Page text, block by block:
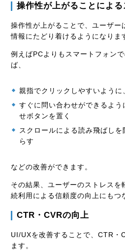
操作性が上がることによ
操作性が上がることで、ユーザー
情報にたどり着けるようになりま
例えばPCよりもスマートフォン
ば、
親指でクリックしやすいように
すぐに問い合わせができるよ
せボタンを置く
スクロールによる読み飛ばし
らす
などの改善ができます。
その結果、ユーザーのストレスを
続利用による信頼度の向上にもつ
CTR・CVRの向上
UI/UXを改善することで、CTR・
ます。